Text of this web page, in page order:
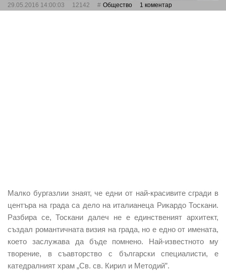
29.05.2016 14:00:03 12142 Общество 1 коментар
Малко бургазлии знаят, че едни от най-красивите сгради в
центъра на града са дело на италианеца Рикардо Тоскани.
Разбира се, Тоскани далеч не е единственият архитект,
създал романтичната визия на града, но е едно от имената,
което заслужава да бъде помнено. Най-известното му
творение, в съавторство с български специалисти, е
катедралният храм „Св. св. Кирил и Методий”.